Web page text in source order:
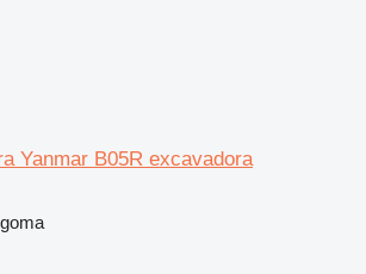
Yanmar B05R excavadora